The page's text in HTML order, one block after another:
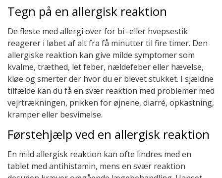
Tegn på en allergisk reaktion
De fleste med allergi over for bi- eller hvepsestik
reagerer i løbet af alt fra få minutter til fire timer. Den
allergiske reaktion kan give milde symptomer som
kvalme, træthed, let feber, nældefeber eller hævelse,
kløe og smerter der hvor du er blevet stukket. I sjældne
tilfælde kan du få en svær reaktion med problemer med
vejrtrækningen, prikken for øjnene, diarré, opkastning,
kramper eller besvimelse.
Førstehjælp ved en allergisk reaktion
En mild allergisk reaktion kan ofte lindres med en
tablet med antihistamin, mens en svær reaktion